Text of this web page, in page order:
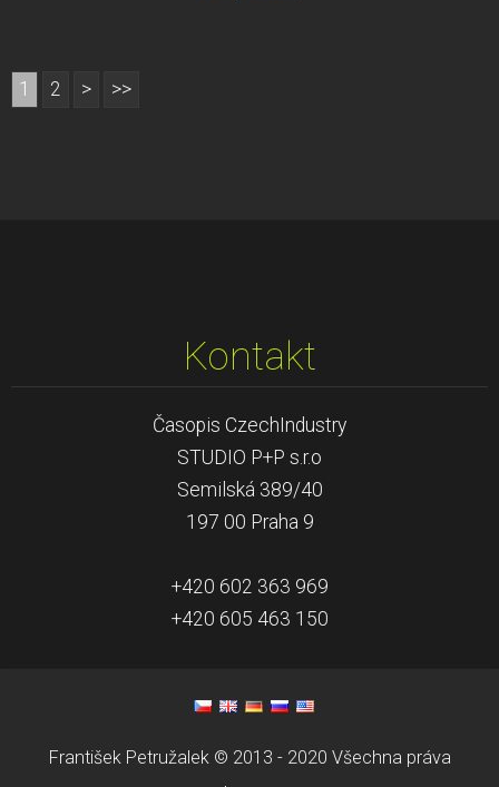
1 2 > >>
Kontakt
Časopis CzechIndustry
STUDIO P+P s.r.o
Semilská 389/40
197 00 Praha 9
+420 602 363 969
+420 605 463 150
František Petružalek © 2013 - 2020 Všechna práva